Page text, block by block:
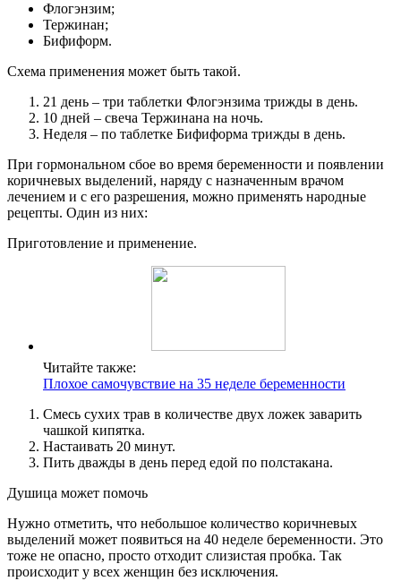
Флогэнзим;
Тержинан;
Бифиформ.
Схема применения может быть такой.
21 день – три таблетки Флогэнзима трижды в день.
10 дней – свеча Тержинана на ночь.
Неделя – по таблетке Бифиформа трижды в день.
При гормональном сбое во время беременности и появлении
коричневых выделений, наряду с назначенным врачом
лечением и с его разрешения, можно применять народные
рецепты. Один из них:
Приготовление и применение.
Читайте также:
Плохое самочувствие на 35 неделе беременности
Смесь сухих трав в количестве двух ложек заварить
чашкой кипятка.
Настаивать 20 минут.
Пить дважды в день перед едой по полстакана.
Душица может помочь
Нужно отметить, что небольшое количество коричневых
выделений может появиться на 40 неделе беременности. Это
тоже не опасно, просто отходит слизистая пробка. Так
происходит у всех женщин без исключения.